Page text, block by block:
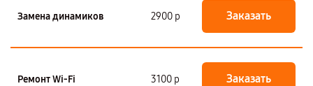
Замена динамиков 2900 р Заказать
Ремонт Wi-Fi 3100 р Заказать